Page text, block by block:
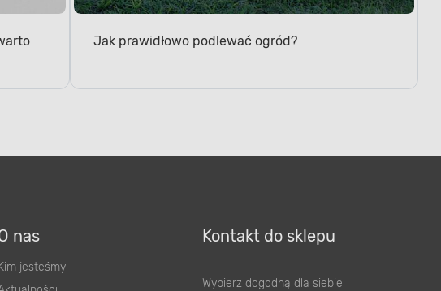
Jak prawidłowo podlewać ogród?
nas
Kim jesteśmy
Kontakt do sklepu
Wybierz dogodną dla siebie